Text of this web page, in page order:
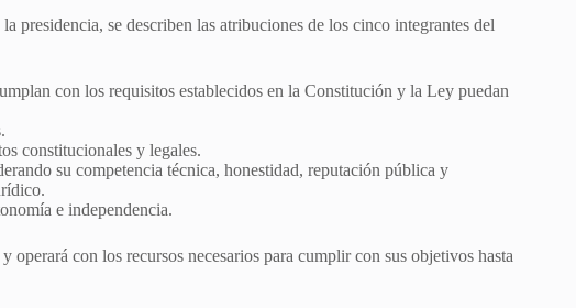
presidencia, se describen las atribuciones de los cinco integrantes del
con los requisitos establecidos en la Constitución y la Ley puedan
constitucionales y legales.
su competencia técnica, honestidad, reputación pública y
e independencia.
con los recursos necesarios para cumplir con sus objetivos hasta